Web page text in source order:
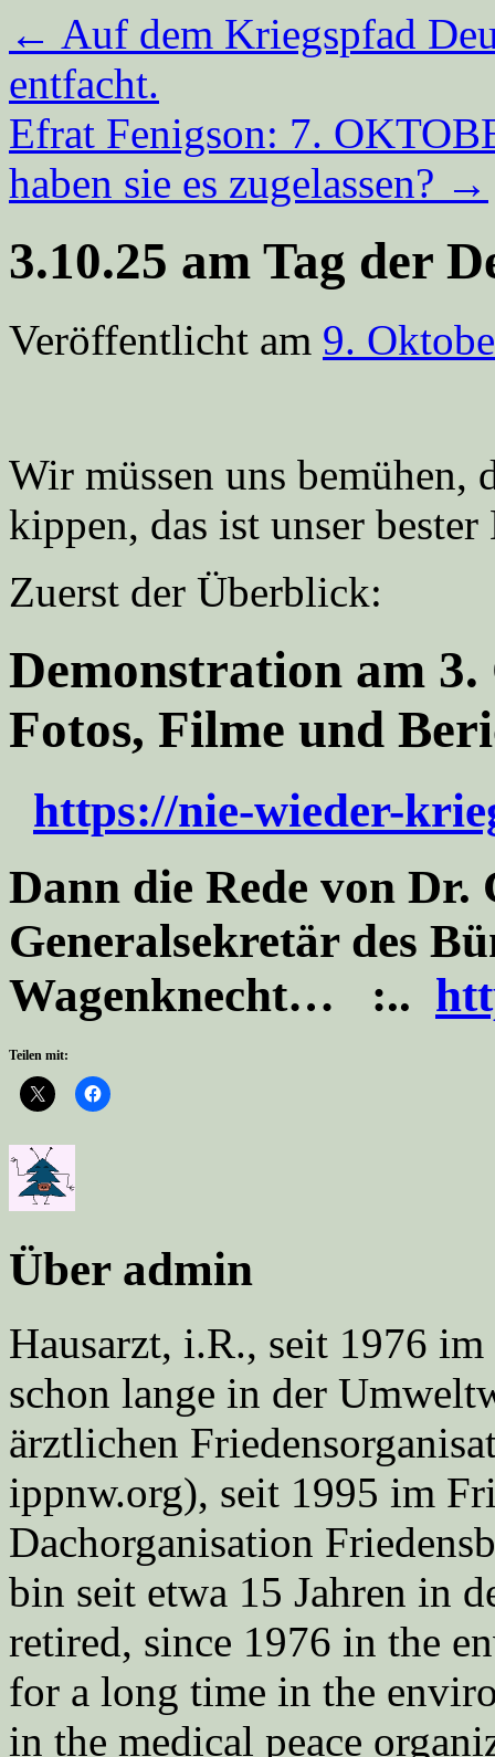
← Auf dem Kriegspfad
entfacht.
Efrat Fenigson: 7.
haben sie es zugelassen? →
3.10.25 am Tag der
Veröffentlicht am 9.
Wir müssen uns
kippen, das ist unser
Zuerst der Überblick:
Demonstration am
Fotos, Filme und
https://nie-wieder-
Dann die Rede von
Generalsekretär des
Wagenknecht… :..
Teilen mit:
Über admin
Hausarzt, i.R., seit 1976
schon lange in der
ärztlichen
ippnw.org), seit 1995 im
Dachorganisation
bin seit etwa 15 Jahren in
retired, since 1976 in the
for a long time in the
in the medical peace